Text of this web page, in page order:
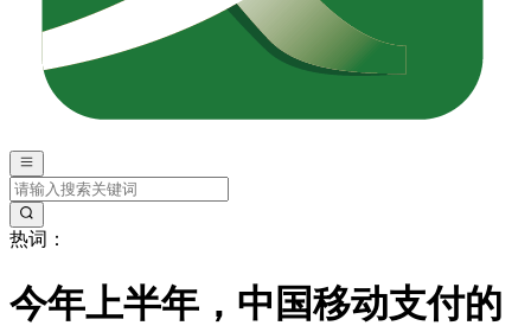
热词：
今年上半年，中国移动支付的